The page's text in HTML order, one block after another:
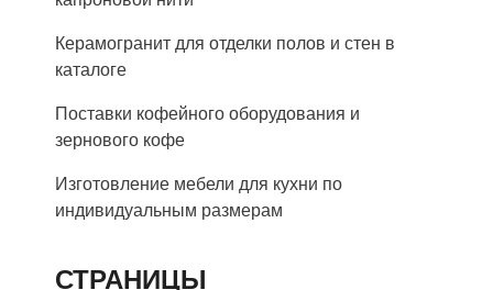
Керамогранит для отделки полов и стен в
каталоге
Поставки кофейного оборудования и
зернового кофе
Изготовление мебели для кухни по
индивидуальным размерам
СТРАНИЦЫ